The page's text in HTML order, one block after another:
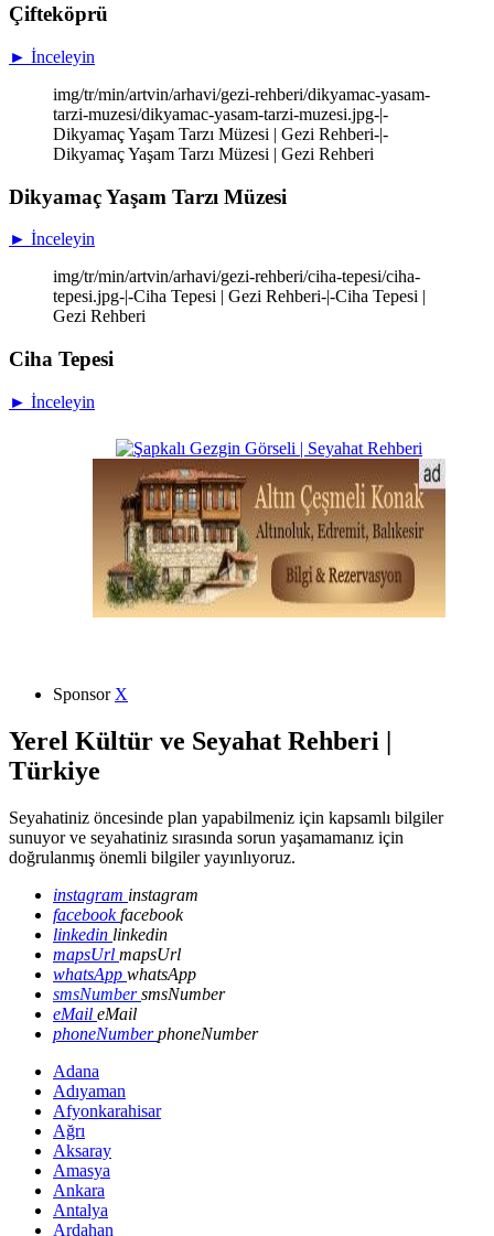
Çifteköprü
► İnceleyin
img/tr/min/artvin/arhavi/gezi-rehberi/dikyamac-yasam-
tarzi-muzesi/dikyamac-yasam-tarzi-muzesi.jpg-|-
Dikyamaç Yaşam Tarzı Müzesi | Gezi Rehberi-|-
Dikyamaç Yaşam Tarzı Müzesi | Gezi Rehberi
Dikyamaç Yaşam Tarzı Müzesi
► İnceleyin
img/tr/min/artvin/arhavi/gezi-rehberi/ciha-tepesi/ciha-
tepesi.jpg-|-Ciha Tepesi | Gezi Rehberi-|-Ciha Tepesi |
Gezi Rehberi
Ciha Tepesi
► İnceleyin
Sponsor X
Yerel Kültür ve Seyahat Rehberi |
Türkiye
Seyahatiniz öncesinde plan yapabilmeniz için kapsamlı bilgiler
sunuyor ve seyahatiniz sırasında sorun yaşamamanız için
doğrulanmış önemli bilgiler yayınlıyoruz.
instagram instagram
facebookfacebook
linkedin linkedin
mapsUrl mapsUrl
whatsApp whatsApp
smsNumbersmsNumber
eMail eMail
phoneNumberphoneNumber
Adana
Adıyaman
Afyonkarahisar
Ağrı
Aksaray
Amasya
Ankara
Antalya
Ardahan